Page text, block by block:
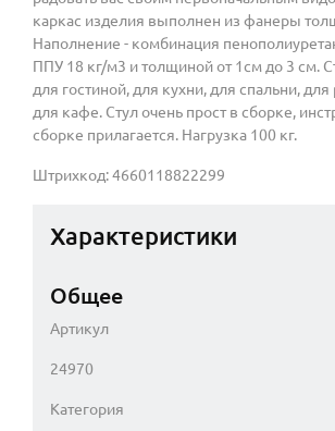
каркас изделия выполнен из фанеры
Наполнение - комбинация
ППУ 18 кг/м3 и толщиной от 1см до 3 см.
для гостиной, для кухни, для спальни, для
для кафе. Стул очень прост в сборке,
сборке прилагается. Нагрузка 100 кг.
Штрихкод: 4660118822299
Характеристики
Общее
Артикул
24970
Категория